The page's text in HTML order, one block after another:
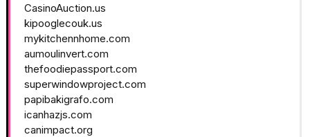
CasinoAuction.us
kipooglecouk.us
mykitchennhome.com
aumoulinvert.com
thefoodiepassport.com
superwindowproject.com
papibakigrafo.com
icanhazjs.com
canimpact.org